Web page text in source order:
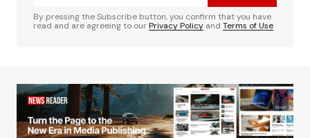
Comentario*
Su nombre*
By pressing the Subscribe button, you confirm that you have
read and are agreeing to ourPrivacy Policy and Terms of Use